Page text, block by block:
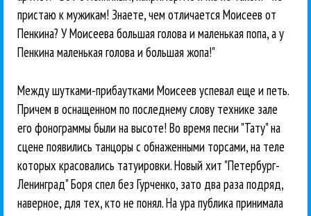
пристаю к мужикам! Знаете, чем отличается Моисеев от
Пенкина? У Моисеева большая голова и маленькая попа, а у
Пенкина маленькая голова и большая жопа!"
Между шутками-прибаутками Моисеев успевал еще и петь.
Причем в оснащенном по последнему слову технике зале
его фонограммы были на высоте! Во время песни "Тату" на
сцене появились танцоры с обнаженными торсами, на теле
которых красовались татуировки. Новый хит "Петербург-
Ленинград" Боря спел без Гурченко, зато два раза подряд,
наверное, для тех, кто не понял. На ура публика принимала